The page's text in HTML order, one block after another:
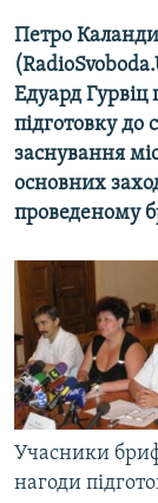
пошукуКУЛЬТУРА
УКРАЇНА
СВІТ
КРИМ.РЕАЛІЇ
ТИ ЯК?
СХЕМИ
МУЛЬТИМЕДІА
СПЕЦПРОЄКТИ
ПОДКАСТИ
КРИМ РЕАЛІЇ
РУС
Петро
Едуард
підготовку до
заснування
основних
проведеному
Учасники
нагоди